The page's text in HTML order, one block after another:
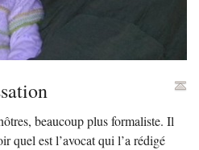
beaucoup plus formaliste. Il
quel est l’avocat qui l’a rédigé